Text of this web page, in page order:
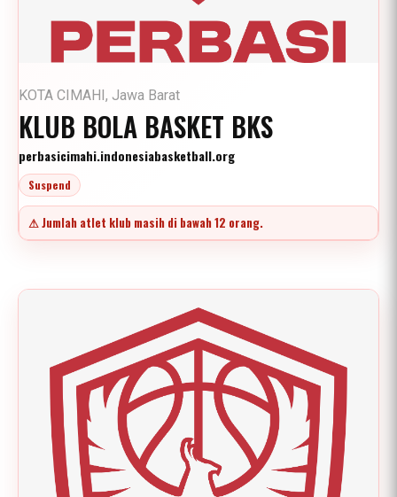
KOTA CIMAHI, Jawa Barat
KLUB BOLA BASKET BKS
perbasicimahi.indonesiabasketball.org
Suspend
⚠ Jumlah atlet klub masih di bawah 12 orang.